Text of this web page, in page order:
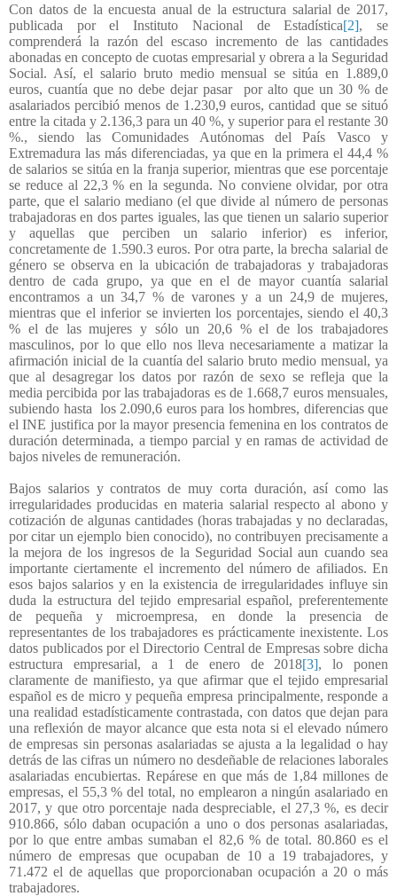
Con datos de la encuesta anual de la estructura salarial de 2017,
publicada por el Instituto Nacional de Estadística[2], se
comprenderá la razón del escaso incremento de las cantidades
abonadas en concepto de cuotas empresarial y obrera a la Seguridad
Social. Así, el salario bruto medio mensual se sitúa en 1.889,0
euros, cuantía que no debe dejar pasar
por alto que un 30 % de
asalariados percibió menos de 1.230,9 euros, cantidad que se situó
entre la citada y 2.136,3 para un 40 %, y superior para el restante 30
%., siendo las Comunidades Autónomas del País Vasco y
Extremadura las más diferenciadas, ya que en la primera el 44,4 %
de salarios se sitúa en la franja superior, mientras que ese porcentaje
se reduce al 22,3 % en la segunda. No conviene olvidar, por otra
parte, que el salario mediano (el que divide al número de personas
trabajadoras en dos partes iguales, las que tienen un salario superior
y aquellas que perciben un salario inferior) es inferior,
concretamente de 1.590.3 euros. Por otra parte, la brecha salarial de
género se observa en la ubicación de trabajadoras y trabajadoras
dentro de cada grupo, ya que en el de mayor cuantía salarial
encontramos a un 34,7 % de varones y a un 24,9 de mujeres,
mientras que el inferior se invierten los porcentajes, siendo el 40,3
% el de las mujeres y sólo un 20,6 % el de los trabajadores
masculinos, por lo que ello nos lleva necesariamente a matizar la
afirmación inicial de la cuantía del salario bruto medio mensual, ya
que al desagregar los datos por razón de sexo se refleja que la
media percibida por las trabajadoras es de 1.668,7 euros mensuales,
subiendo hasta los 2.090,6 euros para los hombres, diferencias que
el INE justifica por la mayor presencia femenina en los contratos de
duración determinada, a tiempo parcial y en ramas de actividad de
bajos niveles de remuneración.
Bajos salarios y contratos de muy corta duración, así como las
irregularidades producidas en materia salarial respecto al abono y
cotización de algunas cantidades (horas trabajadas y no declaradas,
por citar un ejemplo bien conocido), no contribuyen precisamente a
la mejora de los ingresos de la Seguridad Social aun cuando sea
importante ciertamente el incremento del número de afiliados. En
esos bajos salarios y en la existencia de irregularidades influye sin
duda la estructura del tejido empresarial español, preferentemente
de pequeña y microempresa, en donde la presencia de
representantes de los trabajadores es prácticamente inexistente. Los
datos publicados por el Directorio Central de Empresas sobre dicha
estructura empresarial, a 1 de enero de 2018[3], lo ponen
claramente de manifiesto, ya que afirmar que el tejido empresarial
español es de micro y pequeña empresa principalmente, responde a
una realidad estadísticamente contrastada, con datos que dejan para
una reflexión de mayor alcance que esta nota si el elevado número
de empresas sin personas asalariadas se ajusta a la legalidad o hay
detrás de las cifras un número no desdeñable de relaciones laborales
asalariadas encubiertas. Repárese en que más de 1,84 millones de
empresas, el 55,3 % del total, no emplearon a ningún asalariado en
2017, y que otro porcentaje nada despreciable, el 27,3 %, es decir
910.866, sólo daban ocupación a uno o dos personas asalariadas,
por lo que entre ambas sumaban el 82,6 % de total. 80.860 es el
número de empresas que ocupaban de 10 a 19 trabajadores, y
71.472 el de aquellas que proporcionaban ocupación a 20 o más
trabajadores.